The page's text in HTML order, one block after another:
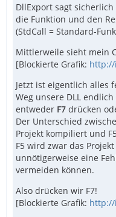
DllExport sagt
die Funktion und den
(StdCall = Standard-
Mittlerweile sieht mein
[Blockierte Grafik: http://
Jetzt ist eigentlich alles
Weg unsere DLL
entweder F7 drücken
Der Unterschied
Projekt kompiliert und
F5 wird zwar das
unnötigerweise eine
vermeiden können.
Also drücken wir F7!
[Blockierte Grafik: http://